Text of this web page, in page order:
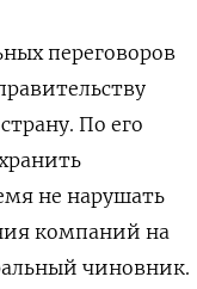
переговоров
По его
не нарушать
компаний на
чиновник.